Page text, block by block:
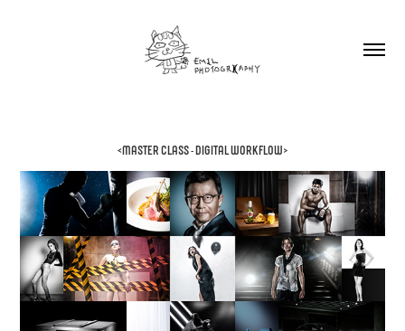
<MASTER CLASS - DIGITAL WORKFLOW>